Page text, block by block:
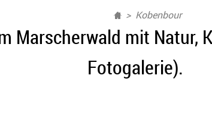
Kobenbour
Marscherwald mit Natur,
Fotogalerie).